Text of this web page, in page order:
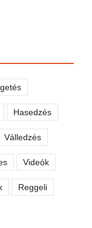
Hasedzés
Válledzés
Videók
Reggeli